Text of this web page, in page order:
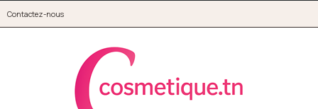
Contactez-nous